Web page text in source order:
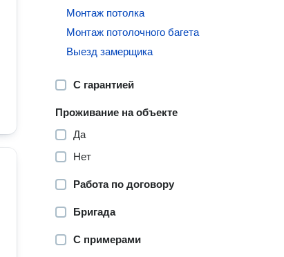
Монтаж потолка
Монтаж потолочного багета
Выезд замерщика
С гарантией
Проживание на объекте
Да
Нет
Работа по договору
Бригада
С примерами